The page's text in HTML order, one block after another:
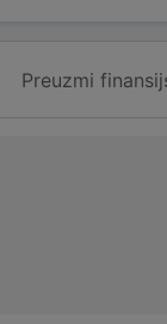
Preuzmi